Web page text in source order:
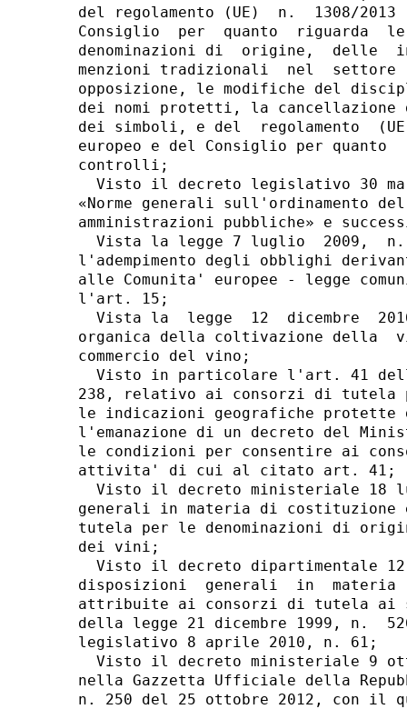
del regolamento (UE)  n.  1308/
Consiglio  per  quanto  riguarda
denominazioni di  origine,  delle
menzioni tradizionali  nel
opposizione, le modifiche del
dei nomi protetti, la
dei simboli, e del  regolamento
europeo e del Consiglio per
controlli;
Visto il decreto legislativo 30
«Norme generali sull'ordinamento
amministrazioni pubbliche» e
Vista la legge 7 luglio  2009,
l'adempimento degli obblighi
alle Comunita' europee - legge
l'art. 15;
Vista la  legge  12  dicembre
organica della coltivazione della
commercio del vino;
Visto in particolare l'art. 41
238, relativo ai consorzi di tutela
le indicazioni geografiche protette
l'emanazione di un decreto del
le condizioni per consentire ai
attivita' di cui al citato art. 41;
Visto il decreto ministeriale 18
generali in materia di costituzione
tutela per le denominazioni di
dei vini;
Visto il decreto dipartimentale
disposizioni  generali  in
attribuite ai consorzi di tutela ai
della legge 21 dicembre 1999, n.
legislativo 8 aprile 2010, n. 61;
Visto il decreto ministeriale 9
nella Gazzetta Ufficiale della
n. 250 del 25 ottobre 2012, con